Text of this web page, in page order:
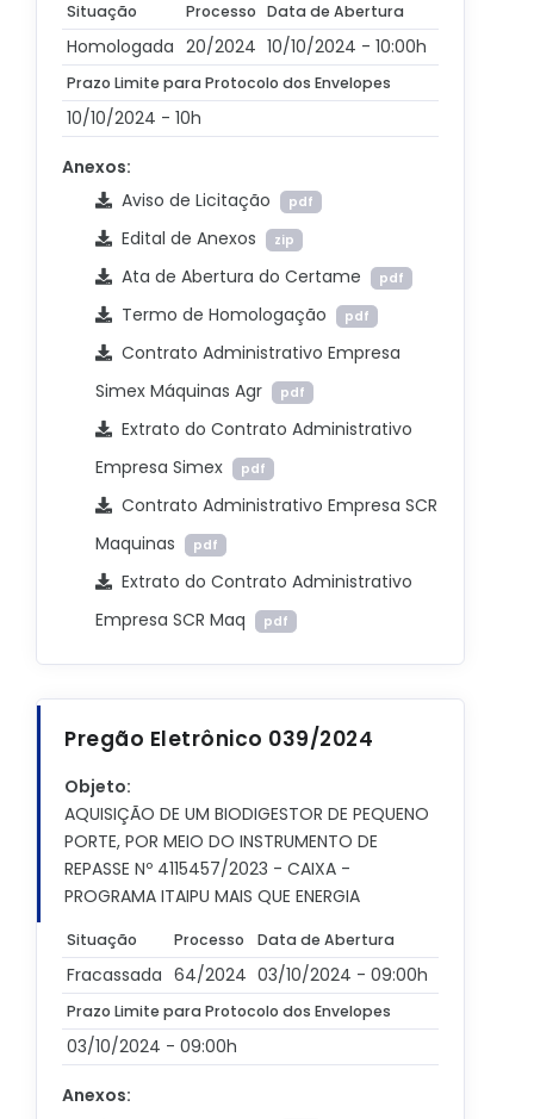
Situação Processo Data de Abertura
Homologada 20/2024 10/10/2024 - 10:00h
Prazo Limite para Protocolo dos Envelopes
10/10/2024 - 10h
Anexos:
Aviso de Licitação
pdf
Edital de Anexos zip
Ata de Abertura do Certame pdf
Termo de Homologação pdf
Contrato Administrativo Empresa
Simex Máquinas Agr
pdf
Extrato do Contrato Administrativo
Empresa Simex
pdf
Contrato Administrativo Empresa SCR
Maquinas
pdf
Extrato do Contrato Administrativo
Empresa SCR Maq
pdf
Pregão Eletrônico 039/2024
Objeto:
AQUISIÇÃO DE UM BIODIGESTOR DE PEQUENO
PORTE, POR MEIO DO INSTRUMENTO DE
REPASSE Nº 4115457/2023 - CAIXA -
PROGRAMA ITAIPU MAIS QUE ENERGIA
Situação Processo Data de Abertura
Fracassada 64/2024 03/10/2024 - 09:00h
Prazo Limite para Protocolo dos Envelopes
03/10/2024 - 09:00h
Anexos: